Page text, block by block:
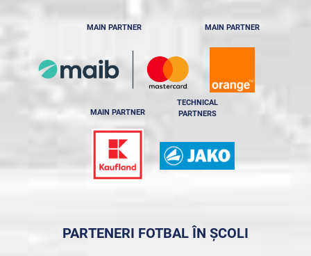
MAIN PARTNER MAIN PARTNER
MAIN PARTNER
TECHNICAL
PARTNERS
PARTENERI FOTBAL ÎN ȘCOLI